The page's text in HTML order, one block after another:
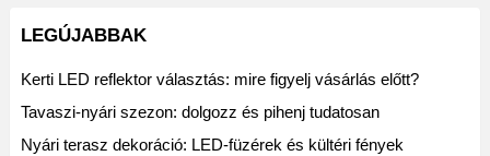
LEGÚJABBAK
Kerti LED reflektor választás: mire figyelj vásárlás előtt?
Tavaszi-nyári szezon: dolgozz és pihenj tudatosan
Nyári terasz dekoráció: LED-füzérek és kültéri fények